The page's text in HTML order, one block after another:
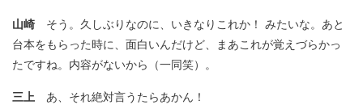
山崎 そう。久しぶりなのに、いきなりこれか！ みたいな。あと
台本をもらった時に、面白いんだけど、まあこれが覚えづらかっ
たですね。内容がないから（一同笑）。
三上 あ、それ絶対言うたらあかん！